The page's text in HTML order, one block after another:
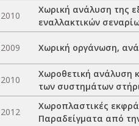
2010
Χωρική ανάλυση της
εναλλακτικών
2009 Χωρική οργάνωση,
2010
Χωροθετική ανάλυση
των συστημάτων
2012
Χωροπλαστικές
Παραδείγματα από